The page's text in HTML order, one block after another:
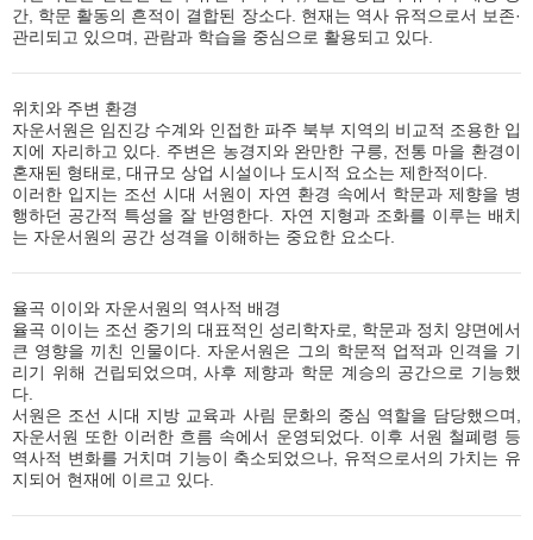
간, 학문 활동의 흔적이 결합된 장소다. 현재는 역사 유적으로서 보존·
관리되고 있으며, 관람과 학습을 중심으로 활용되고 있다.
위치와 주변 환경
자운서원은 임진강 수계와 인접한 파주 북부 지역의 비교적 조용한 입
지에 자리하고 있다. 주변은 농경지와 완만한 구릉, 전통 마을 환경이
혼재된 형태로, 대규모 상업 시설이나 도시적 요소는 제한적이다.
이러한 입지는 조선 시대 서원이 자연 환경 속에서 학문과 제향을 병
행하던 공간적 특성을 잘 반영한다. 자연 지형과 조화를 이루는 배치
는 자운서원의 공간 성격을 이해하는 중요한 요소다.
율곡 이이와 자운서원의 역사적 배경
율곡 이이는 조선 중기의 대표적인 성리학자로, 학문과 정치 양면에서
큰 영향을 끼친 인물이다. 자운서원은 그의 학문적 업적과 인격을 기
리기 위해 건립되었으며, 사후 제향과 학문 계승의 공간으로 기능했
다.
서원은 조선 시대 지방 교육과 사림 문화의 중심 역할을 담당했으며,
자운서원 또한 이러한 흐름 속에서 운영되었다. 이후 서원 철폐령 등
역사적 변화를 거치며 기능이 축소되었으나, 유적으로서의 가치는 유
지되어 현재에 이르고 있다.